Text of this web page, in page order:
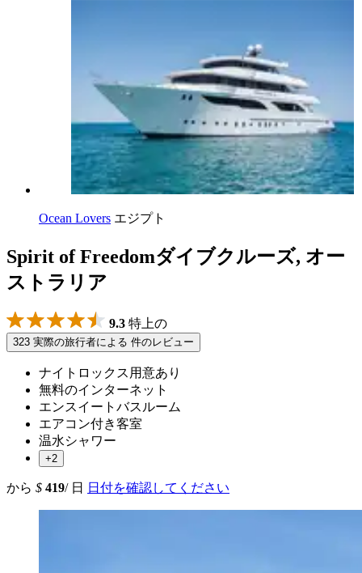
Ocean Lovers エジプト
Spirit of Freedomダイブクルーズ, オー
ストラリア
9.3 特上の
323 実際の旅行者による 件のレビュー
ナイトロックス用意あり
無料のインターネット
エンスイートバスルーム
エアコン付き客室
温水シャワー
+2
から $ 419/ 日 日付を確認してください